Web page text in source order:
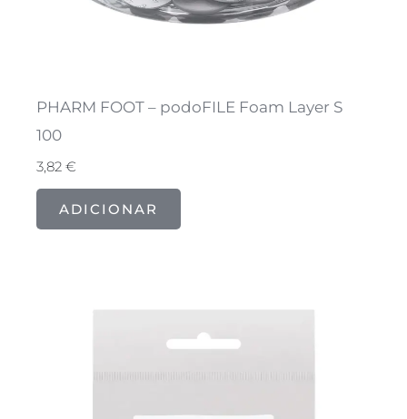
PHARM FOOT – podoFILE Foam Layer S
100
3,82€
ADICIONAR